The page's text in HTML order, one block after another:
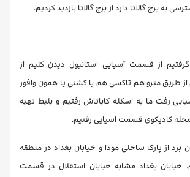
به برج گالاتا دارد از برج گالاتا بازدید کردیم.
از قسمت آسیایی استانبول دیدن کنیم از
طریق مترو هم تاکسی هم با کشتی یا همون وافور
رفت ما به اسکله کاباتاش رفتیم و بلیط تهیه
کادیکوی قسمت اسیایی رفتیم.
زمان برد از پارک ساحلی مودا و خیابان بغداد در منطقه
خیابان بغداد مشابه خیابان استقلال در قسمت